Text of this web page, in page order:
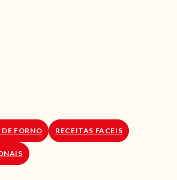
DE FORNO RECEITAS FACEIS